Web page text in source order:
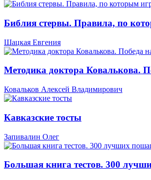
Библия стервы. Правила, по
Шацкая Евгения
Методика доктора Ковалькова.
Ковальков Алексей Владимирович
Кавказские тосты
Запивалин Олег
Большая книга тестов. 300